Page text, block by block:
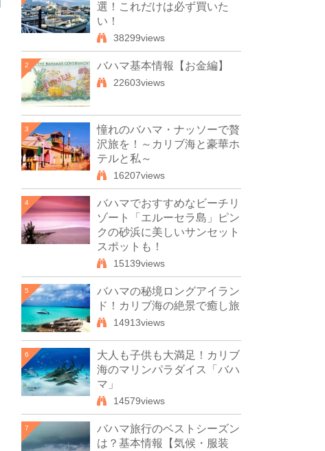
選！これだけは必ず買いた
い！
38299views
2 バハマ基本情報【お金編】
22603views
3
憧れのバハマ・ナッソーで贅
沢旅を！～カリブ海と豪華ホ
テルと私～
16207views
4
バハマでおすすめなビーチリ
ゾート「エルーセラ島」ピン
クの砂浜に美しいサンセット
スポットも！
15139views
5
バハマの秘境ロングアイラン
ド！カリブ海の絶景で癒し旅
14913views
6
大人も子供も大満足！カリブ
海のマリンパラダイス「バハ
マ」
14579views
7
バハマ旅行のベストシーズン
は？基本情報【気候・服装